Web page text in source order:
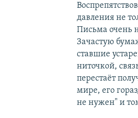
давления не
Письма очень
Зачастую
ставшие
ниточкой,
перестаёт
мире, его
не нужен" и